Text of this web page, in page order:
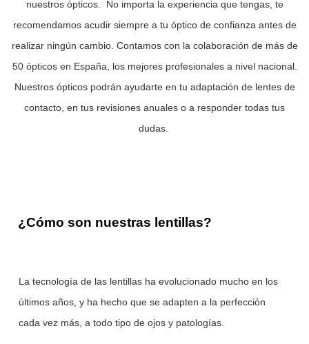
nuestros ópticos. No importa la experiencia que tengas, te
recomendamos acudir siempre a tu óptico de confianza antes de
realizar ningún cambio. Contamos con la colaboración de más de
50 ópticos en España, los mejores profesionales a nivel nacional.
Nuestros ópticos podrán ayudarte en tu adaptación de lentes de
contacto, en tus revisiones anuales o a responder todas tus
dudas.
¿Cómo son nuestras lentillas?
La tecnología de las lentillas ha evolucionado mucho en los
últimos años, y ha hecho que se adapten a la perfección
cada vez más, a todo tipo de ojos y patologías.